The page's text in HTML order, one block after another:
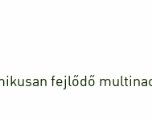
fejlődő